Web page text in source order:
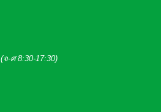
(จ-ศ 8:30-17:30)